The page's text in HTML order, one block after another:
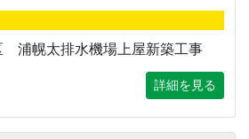
浦幌太排水機場上屋新築工事
詳細を見る